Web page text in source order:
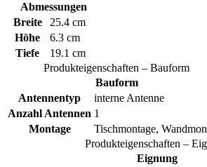
Abmessungen
Breite
25.4 cm
Höhe
6.3 cm
Tiefe
19.1 cm
Produkteigenschaften – Bauform
Bauform
Antennentyp
interne Antenne
Anzahl Antennen 1
Montage
Tischmontage,
Produkteigenschaften –
Eignung